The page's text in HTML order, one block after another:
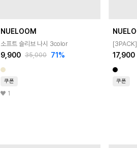
NUELOOM
소프트 슬리브 나시 3color
9,900 35,000 71 %
쿠폰
1
17,900
쿠폰